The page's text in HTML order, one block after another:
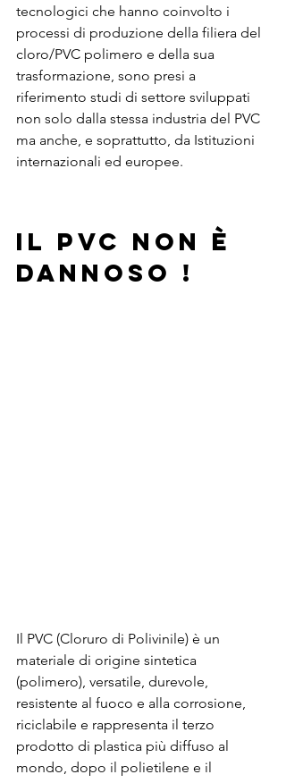
tecnologici che hanno coinvolto i
processi di produzione della filiera del
cloro/PVC polimero e della sua
trasformazione, sono presi a
riferimento studi di settore sviluppati
non solo dalla stessa industria del PVC
ma anche, e soprattutto, da Istituzioni
internazionali ed europee.
IL PVC NON È
DANNOSO !
Il PVC (Cloruro di Polivinile) è un
materiale di origine sintetica
(polimero), versatile, durevole,
resistente al fuoco e alla corrosione,
riciclabile e rappresenta il terzo
prodotto di plastica più diffuso al
mondo, dopo il polietilene e il